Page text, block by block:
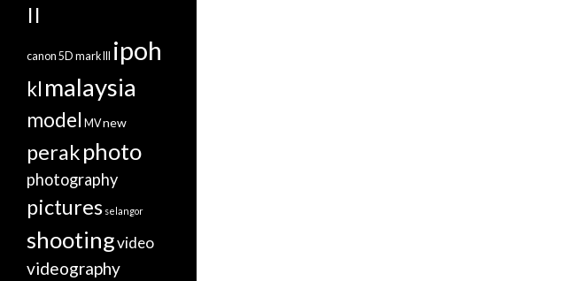
II
canon 5D mark III ipoh
kl malaysia
model MVnew
perakphoto
photography
pictures selangor
shootingvideo
videography